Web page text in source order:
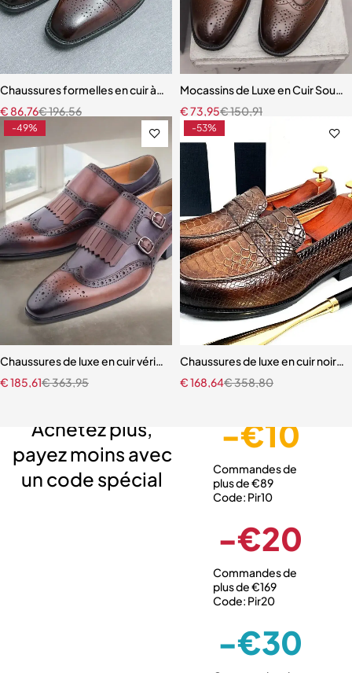
Chaussures formelles en cuir à double structure pointue pour
€196,56
€ 86,76
Mocassins de Luxe en Cuir
€150,91
€73,95
-49%
Chaussures de luxe en cuir véritable à lacets pour hommes
€363,95
€185,61
-53%
Chaussures de luxe en cuir noir
€358,80
€168,64
Achetez plus,
payez moins avec
un code spécial
-€10
Commandes de
plus de €89
Code: Pir10
-€20
Commandes de
plus de €169
Code: Pir20
-€30